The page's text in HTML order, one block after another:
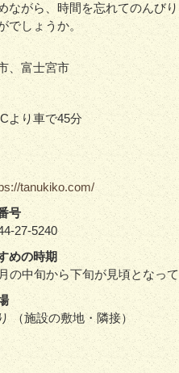
ながら、時間を忘れてのんび
でしょうか。
、富士宮市
より車で45分
tanukiko.com/
号
27-5240
めの時期
の中旬から下旬が見頃となって
（施設の敷地・隣接）